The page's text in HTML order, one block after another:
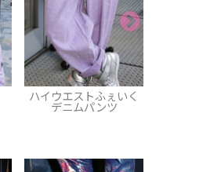
ブレスレット